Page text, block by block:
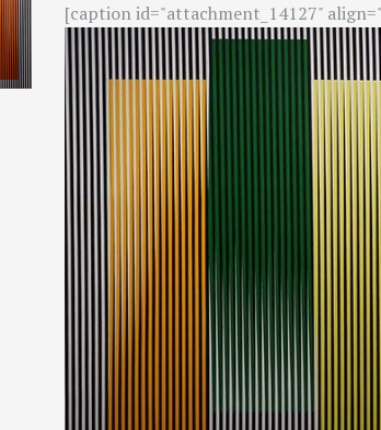
[caption id="attachment_14127"